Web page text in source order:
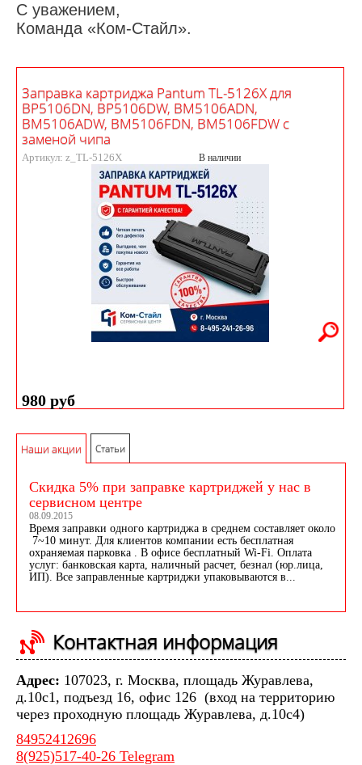
С уважением,
Команда «Ком-Стайл».
Заправка картриджа Pantum TL-5126X для
BP5106DN, BP5106DW, BM5106ADN,
BM5106ADW, BM5106FDN, BM5106FDW с
заменой чипа
Артикул: z_TL-5126X В наличии
980 руб
Наши акции
Скидка 5% при заправке картриджей у нас в
сервисном центре
08.09.2015
Время заправки одного картриджа в среднем составляет около
7~10 минут. Для клиентов компании есть бесплатная
охраняемая парковка . В офисе бесплатный Wi-Fi. Оплата
услуг: банковская карта, наличный расчет, безнал (юр.лица,
ИП). Все заправленные картриджи упаковываются в...
Статьи
Контактная информация
Адрес: 107023, г. Москва, площадь Журавлева,
д.10с1, подъезд 16, офис 126 (вход на территорию
через проходную площадь Журавлева, д.10с4)
84952412696
8(925)517-40-26 Telegram